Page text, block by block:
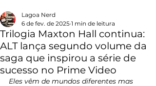
Trilogia Maxton Hall continua:
ALT lança segundo volume da
saga que inspirou a série de
sucesso no Prime Video
Lagoa Nerd
6 de fev. de 2025 1 min de leitura
Eles vêm de mundos diferentes mas